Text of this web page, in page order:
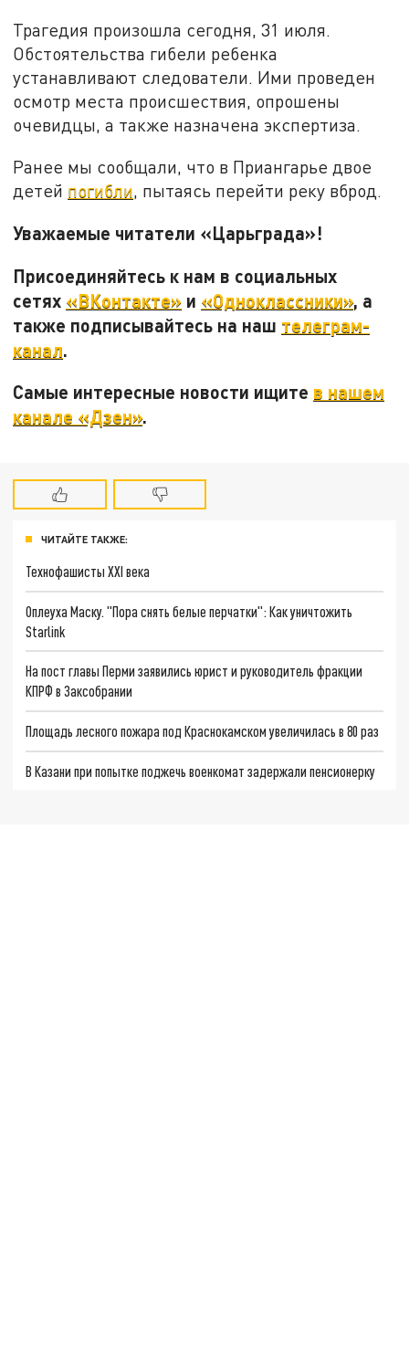
Трагедия произошла сегодня, 31 июля.
Обстоятельства гибели ребенка
устанавливают следователи. Ими проведен
осмотр места происшествия, опрошены
очевидцы, а также назначена экспертиза.
Ранее мы сообщали, что в Приангарье двое
детей погибли, пытаясь перейти реку вброд.
Уважаемые читатели «Царьграда»!
Присоединяйтесь к нам в социальных
сетях «ВКонтакте» и «Одноклассники», а
также подписывайтесь на наш телеграм-
канал.
Самые интересные новости ищите в нашем
канале «Дзен».
ЧИТАЙТЕ ТАКЖЕ:
Технофашисты XXI века
Оплеуха Маску. "Пора снять белые перчатки": Как уничтожить
Starlink
На пост главы Перми заявились юрист и руководитель фракции
КПРФ в Заксобрании
Площадь лесного пожара под Краснокамском увеличилась в 80 раз
В Казани при попытке поджечь военкомат задержали пенсионерку